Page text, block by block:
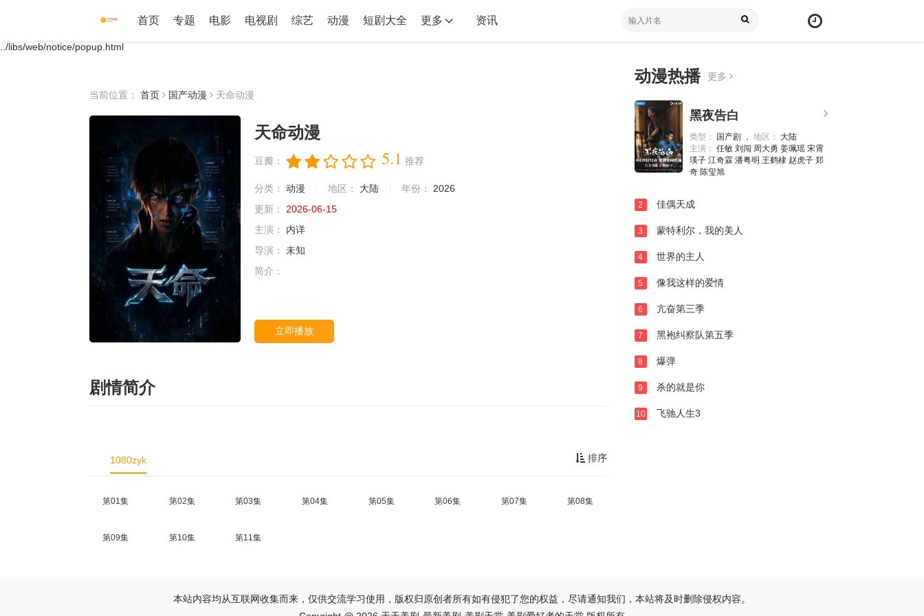
首页 专题 电影 电视剧 综艺 动漫 短剧大全 更多 资讯
../libs/web/notice/popup.html
当前位置： 首页 国产动漫 天命动漫
天命动漫
豆瓣： 5.1 推荐
分类： 动漫 地区： 大陆 年份：
2026
更新：
2026-06-15
主演：
内详
导演：
未知
简介：
立即播放
剧情简介
排序
1080zyk
第01集 第02集 第03集 第04集 第05集 第06集 第07集 第08集
第09集 第10集 第11集
动漫热播 更多
黑夜告白
类型： 国产剧 ， 地区：
大陆
主演： 任敏 刘闯 周大勇 姜珮瑶 宋霄
瑛子 江奇霖 潘粤明 王鹤棣 赵虎子 郑
奇 陈玺旭
2 佳偶天成
3 蒙特利尔，我的美人
4 世界的主人
5 像我这样的爱情
6 亢奋第三季
7 黑袍纠察队第五季
8 爆弹
9 杀的就是你
10 飞驰人生3
本站内容均从互联网收集而来，仅供交流学习使用，版权归原创者所有如有侵犯了您的权益，尽请通知我们，本站将及时删除侵权内容。